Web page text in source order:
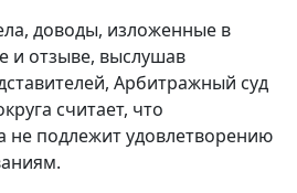
доводы, изложенные в
и отзыве, выслушав
Арбитражный суд
считает, что
не подлежит удовлетворению